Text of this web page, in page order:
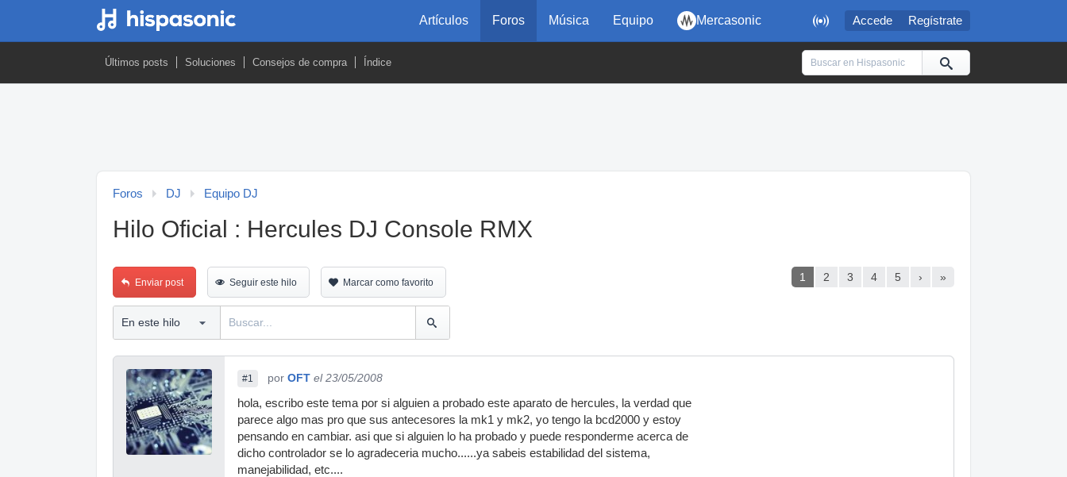
 Accede Regístrate
Artículos Foros Música Equipo Mercasonic
Últimos posts Soluciones Consejos de compra Índice
Foros DJ Equipo DJ
Hilo Oficial : Hercules DJ Console RMX
1 2 3 4 5 › »
Enviar post Seguir este hilo Marcar como favorito
#1 por OFT el 23/05/2008
hola, escribo este tema por si alguien a probado este aparato de hercules, la verdad que
parece algo mas pro que sus antecesores la mk1 y mk2, yo tengo la bcd2000 y estoy
pensando en cambiar. asi que si alguien lo ha probado y puede responderme acerca de
dicho controlador se lo agradeceria mucho......ya sabeis estabilidad del sistema,
manejabilidad, etc....